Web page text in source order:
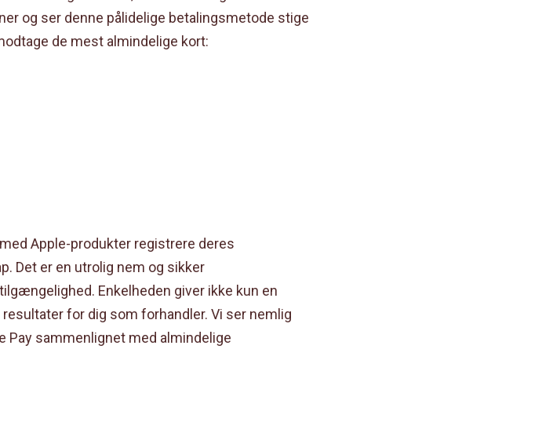
og ser denne pålidelige betalingsmetode stige
de mest almindelige kort:
Apple-produkter registrere deres
Det er en utrolig nem og sikker
Enkelheden giver ikke kun en
for dig som forhandler. Vi ser nemlig
Pay sammenlignet med almindelige